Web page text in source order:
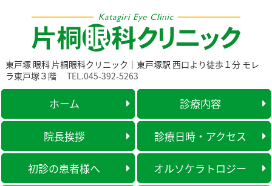
東戸塚 眼科 片桐眼科クリニック｜東戸塚駅 西口より徒歩１分 モレ
ラ東戸塚３階
TEL.045-392-5263
ホーム 診療内容
院長挨拶 診療日時・アクセス
初診の患者様へ オルソケラトロジー